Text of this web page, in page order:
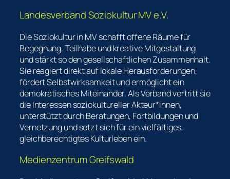
Landesverband Soziokultur MV e.V.
Die Soziokultur in MV schafft offene Räume für
Begegnung, Teilhabe und kreative Mitgestaltung
und stärkt so den gesellschaftlichen Zusammenhalt.
Sie reagiert direkt auf lokale Herausforderungen,
fördert Selbstwirksamkeit und ermöglicht ein
demokratisches Miteinander. Als Verband vertritt sie
die Interessen soziokultureller Akteur*innen,
unterstützt durch Beratungen, Fortbildungen und
Vernetzung und setzt sich für ein vielfältiges,
gleichberechtigtes Kulturleben ein.
Medienzentrum Greifswald